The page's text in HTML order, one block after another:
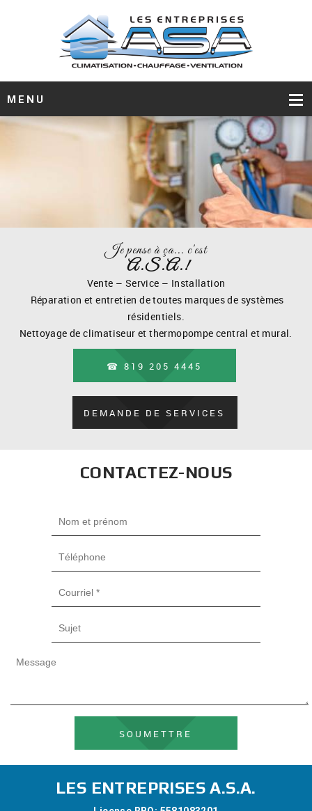
MENU
Je pense à ça... c'est
A.S.A.!
Vente – Service – Installation
Réparation et entretien de toutes marques de systèmes
résidentiels.
Nettoyage de climatiseur et thermopompe central et mural.
☎ 819 205 4445
DEMANDE DE SERVICES
CONTACTEZ-NOUS
SOUMETTRE
LES ENTREPRISES A.S.A.